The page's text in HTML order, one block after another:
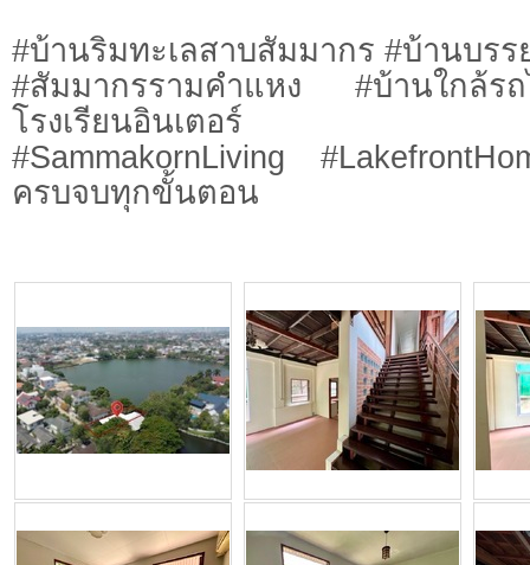
#บ้านริมทะเลสาบสัมมากร #บ้านบรร
#สัมมากรรามคำแหง #บ้านใกล้
โรงเรียนอินเตอร์
#SammakornLiving
ครบจบทุกขั้นตอน